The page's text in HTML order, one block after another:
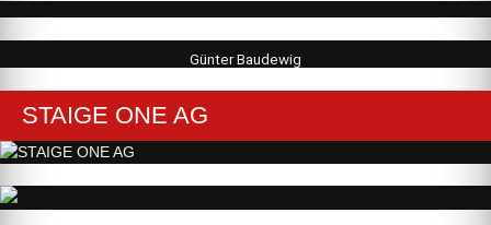
Günter Baudewig
STAIGE ONE AG